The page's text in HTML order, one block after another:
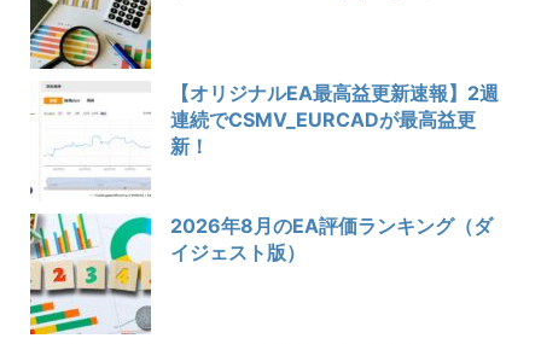
【オリジナルEA最高益更新速報】2週
連続でCSMV_EURCADが最高益更
新！
2026年8月のEA評価ランキング（ダ
イジェスト版）